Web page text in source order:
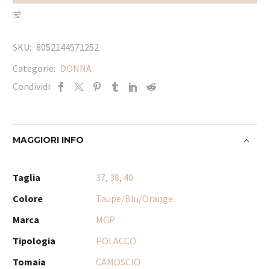
SKU: 8052144571252
Categorie: DONNA
Condividi:
MAGGIORI INFO
Taglia 37, 38, 40
Colore
Taupe/Blu/Orange
Marca
MGP
Tipologia
POLACCO
Tomaia
CAMOSCIO